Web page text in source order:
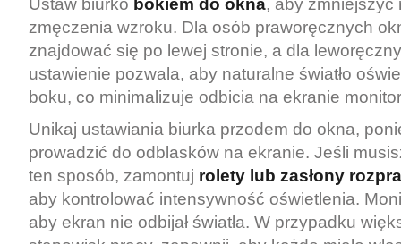
Ustaw biurko bokiem do okna, aby zmniejszyć
zmęczenia wzroku. Dla osób praworęcznych
znajdować się po lewej stronie, a dla
ustawienie pozwala, aby naturalne światło
boku, co minimalizuje odbicia na ekranie
Unikaj ustawiania biurka przodem do okna,
prowadzić do odblasków na ekranie. Jeśli
ten sposób, zamontuj rolety lub zasłony
aby kontrolować intensywność oświetlenia.
aby ekran nie odbijał światła. W przypadku